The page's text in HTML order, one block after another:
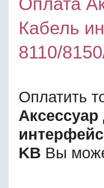
Кабель
8110/
Оплатить
KB Вы